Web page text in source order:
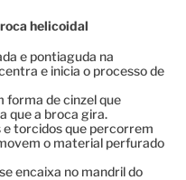
helicoidal
e pontiaguda na
e inicia o processo de
forma de cinzel que
que a broca gira.
e torcidos que percorrem
o material perfurado
encaixa no mandril do